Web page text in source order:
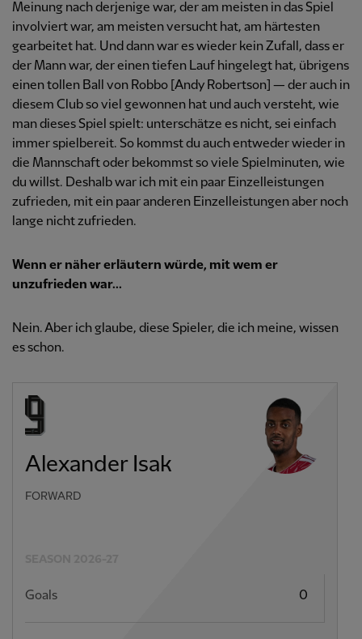
Meinung nach derjenige war, der am meisten in das Spiel
involviert war, am meisten versucht hat, am härtesten
gearbeitet hat. Und dann war es wieder kein Zufall, dass er
der Mann war, der einen tiefen Lauf hingelegt hat, übrigens
einen tollen Ball von Robbo [Andy Robertson] — der auch in
diesem Club so viel gewonnen hat und auch versteht, wie
man dieses Spiel spielt: unterschätze es nicht, sei einfach
immer spielbereit. So kommst du auch entweder wieder in
die Mannschaft oder bekommst so viele Spielminuten, wie
du willst. Deshalb war ich mit ein paar Einzelleistungen
zufrieden, mit ein paar anderen Einzelleistungen aber noch
lange nicht zufrieden.
Wenn er näher erläutern würde, mit wem er
unzufrieden war...
Nein. Aber ich glaube, diese Spieler, die ich meine, wissen
es schon.
Alexander Isak
FORWARD
Goals 0